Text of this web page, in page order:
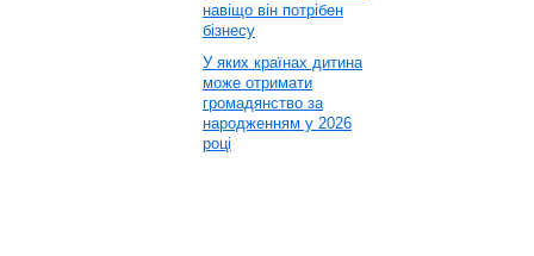
навіщо він потрібен
бізнесу
У яких країнах дитина
може отримати
громадянство за
народженням у 2026
році